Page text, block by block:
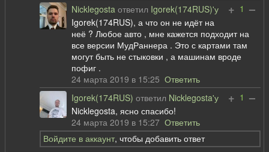
+ 1 –
Nicklegosta ответил Igorek(174RUS)'у
Igorek(174RUS), а что он не идёт на
неё ? Любое авто , мне кажется подходит на
все версии МудРаннера . Это с картами там
могут быть не стыковки , а машинам вроде
пофиг .
24 марта 2019 в 15:25Ответить
+ 1 –
Igorek(174RUS) ответил Nicklegosta'у
Nicklegosta, ясно спасибо!
24 марта 2019 в 15:27Ответить
Войдите в аккаунт, чтобы добавить ответ